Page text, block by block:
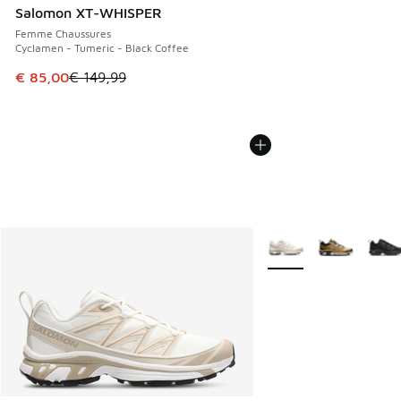
Salomon XT-WHISPER
Femme Chaussures
Cyclamen - Tumeric - Black Coffee
Cet article est en promotion. Prix en baisse de € 149,99 à
€ 85,00€ 149,99
Plus de couleurs